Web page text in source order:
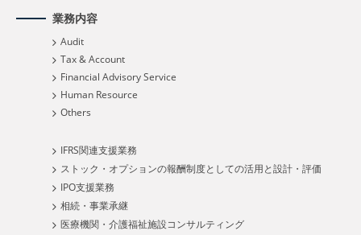
業務内容
Audit
Tax & Account
Financial Advisory Service
Human Resource
Others
IFRS関連支援業務
ストック・オプションの報酬制度としての活用と設計・評価
IPO支援業務
相続・事業承継
医療機関・介護福祉施設コンサルティング